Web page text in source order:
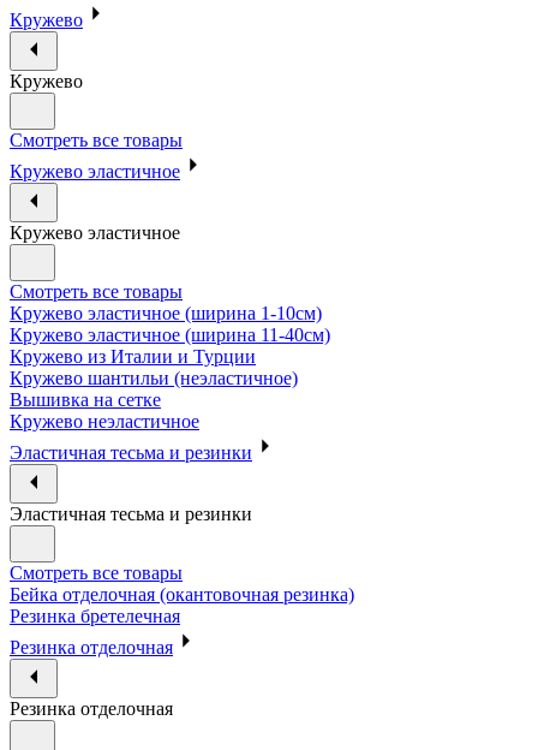
Кружево
Кружево
Смотреть все товары
Кружево эластичное
Кружево эластичное
Смотреть все товары
Кружево эластичное (ширина 1-10см)
Кружево эластичное (ширина 11-40см)
Кружево из Италии и Турции
Кружево шантильи (неэластичное)
Вышивка на сетке
Кружево неэластичное
Эластичная тесьма и резинки
Эластичная тесьма и резинки
Смотреть все товары
Бейка отделочная (окантовочная резинка)
Резинка бретелечная
Резинка отделочная
Резинка отделочная